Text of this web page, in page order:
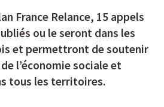
France Relance, 15 appels
ou le seront dans les
et permettront de soutenir
l’économie sociale et
tous les territoires.